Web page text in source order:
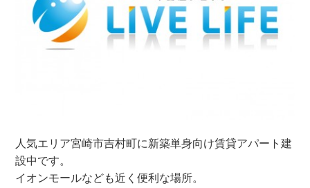
人気エリア宮崎市吉村町に新築単身向け賃貸アパート建
設中です。
イオンモールなども近く便利な場所。